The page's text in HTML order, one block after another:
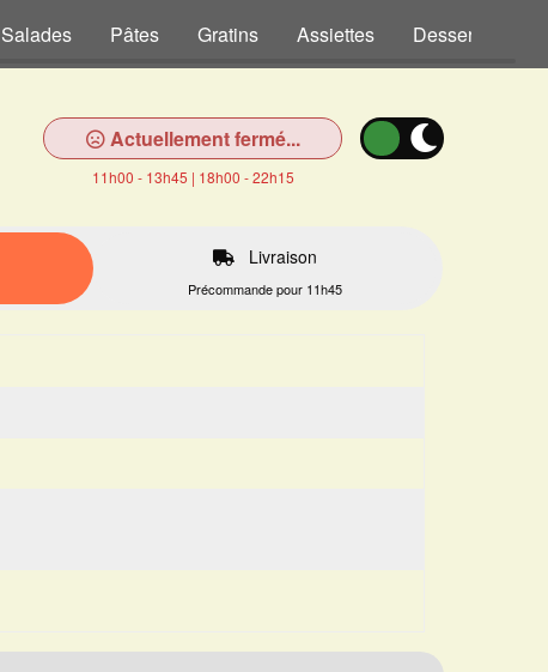
Salades Pâtes Gratins Assiettes Desserts
Actuellement fermé...
11h00 - 13h45 | 18h00 - 22h15
Livraison
Précommande pour 11h45